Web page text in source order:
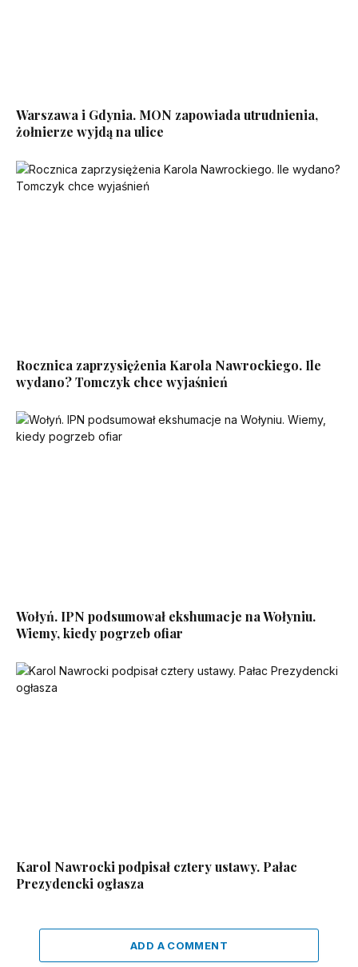
Warszawa i Gdynia. MON zapowiada utrudnienia,
żołnierze wyjdą na ulice
Rocznica zaprzysiężenia Karola Nawrockiego. Ile
wydano? Tomczyk chce wyjaśnień
Wołyń. IPN podsumował ekshumacje na Wołyniu.
Wiemy, kiedy pogrzeb ofiar
Karol Nawrocki podpisał cztery ustawy. Pałac
Prezydencki ogłasza
ADD A COMMENT